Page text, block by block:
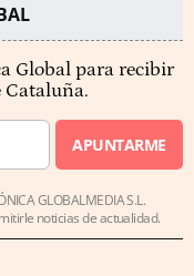
Global para recibir
Cataluña.
APUNTARME
GLOBALMEDIA S.L.
noticias de actualidad.